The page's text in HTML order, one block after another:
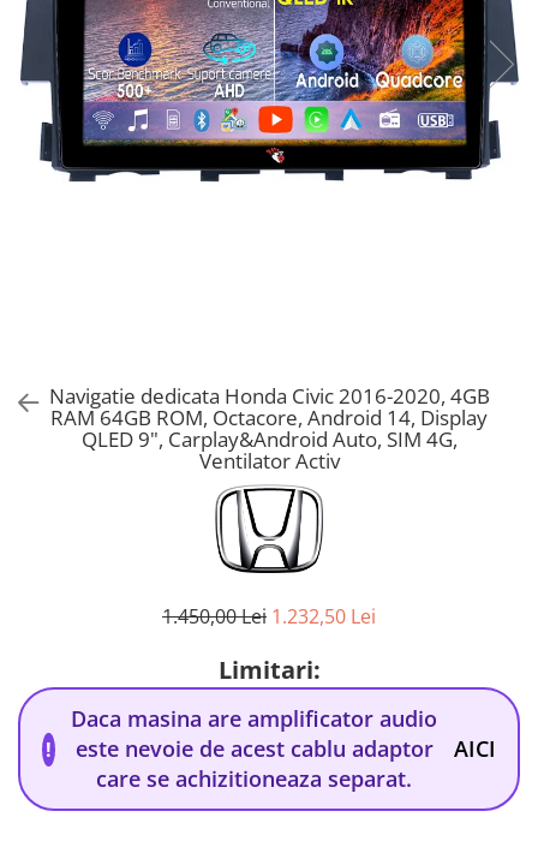
Navigatie dedicata Honda Civic 2016-2020, 4GB
RAM 64GB ROM, Octacore, Android 14, Display
QLED 9", Carplay&Android Auto, SIM 4G,
Ventilator Activ
1.450,00 Lei 1.232,50 Lei
Limitari:
!
Daca masina are amplificator audio
este nevoie de acest cablu adaptor
care se achizitioneaza separat.
AICI